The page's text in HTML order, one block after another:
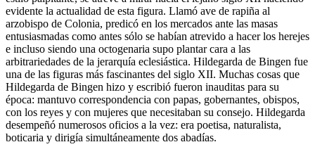
evidente la actualidad de esta figura. Llamó ave de rapiña al
arzobispo de Colonia, predicó en los mercados ante las masas
entusiasmadas como antes sólo se habían atrevido a hacer los herejes
e incluso siendo una octogenaria supo plantar cara a las
arbitrariedades de la jerarquía eclesiástica. Hildegarda de Bingen fue
una de las figuras más fascinantes del siglo XII. Muchas cosas que
Hildegarda de Bingen hizo y escribió fueron inauditas para su
época: mantuvo correspondencia con papas, gobernantes, obispos,
con los reyes y con mujeres que necesitaban su consejo. Hildegarda
desempeñó numerosos oficios a la vez: era poetisa, naturalista,
boticaria y dirigía simultáneamente dos abadías.